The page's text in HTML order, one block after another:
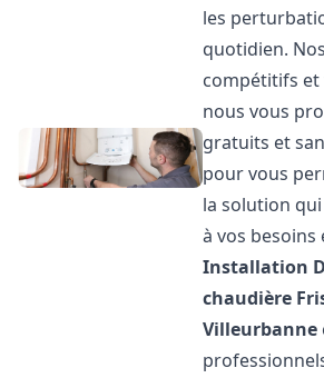
les
quotidien.
compétitifs
nous vous
gratuits et
pour vous
la solution
à vos
Installation
chaudière
Villeurbanne